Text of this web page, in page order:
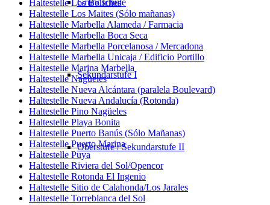
Grundschule
Sekundarstufe I
Oberstufe / Sekundarstufe II
Haltestelle Los Boliches
Haltestelle Los Maites (Sólo mañanas)
Haltestelle Marbella Alameda / Farmacia
Haltestelle Marbella Boca Seca
Haltestelle Marbella Porcelanosa / Mercadona
Haltestelle Marbella Unicaja / Edificio Portillo
Haltestelle Marina Marbella
Haltestelle Nagüeles
Haltestelle Nueva Alcántara (paralela Boulevard)
Haltestelle Nueva Andalucía (Rotonda)
Haltestelle Pino Nagüeles
Haltestelle Playa Bonita
Haltestelle Puerto Banús (Sólo Mañanas)
Haltestelle Puerto Marina
Haltestelle Puya
Haltestelle Riviera del Sol/Opencor
Haltestelle Rotonda El Ingenio
Haltestelle Sitio de Calahonda/Los Jarales
Haltestelle Torreblanca del Sol